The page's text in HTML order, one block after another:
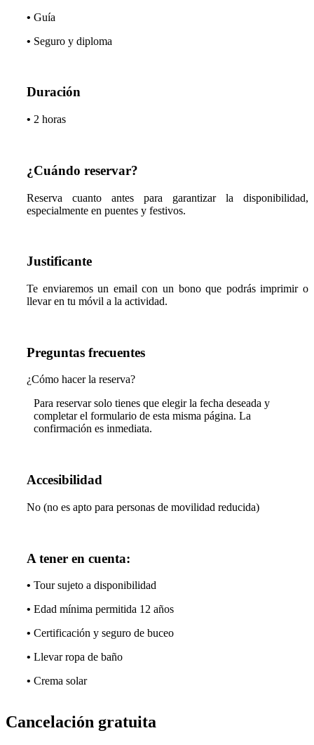
• Guía
• Seguro y diploma
Duración
• 2 horas
¿Cuándo reservar?
Reserva cuanto antes para garantizar la disponibilidad,
especialmente en puentes y festivos.
Justificante
Te enviaremos un email con un bono que podrás imprimir o
llevar en tu móvil a la actividad.
Preguntas frecuentes
¿Cómo hacer la reserva?
Para reservar solo tienes que elegir la fecha deseada y
completar el formulario de esta misma página. La
confirmación es inmediata.
Accesibilidad
No (no es apto para personas de movilidad reducida)
A tener en cuenta:
• Tour sujeto a disponibilidad
• Edad mínima permitida 12 años
• Certificación y seguro de buceo
• Llevar ropa de baño
• Crema solar
Cancelación gratuita